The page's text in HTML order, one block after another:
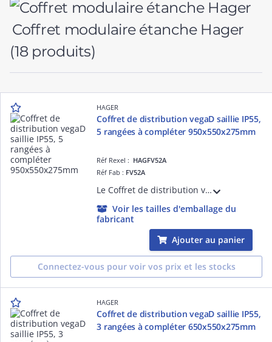
Coffret modulaire étanche Hager
(18 produits)
HAGER
Coffret de distribution vegaD saillie IP55,
5 rangées à compléter 950x550x275mm
Réf Rexel : HAGFV52A
Réf Fab : FV52A
Le Coffret de distribution vegaD à compléter, avec ses 5 rangées à compléter, est idéal pour les installations résidentielles ou tertiaires. Pour des installations saillie nécessitant un IP55.
Voir les tailles d'emballage du
fabricant
Ajouter au panier
Connectez-vous pour voir vos prix et les stocks
HAGER
Coffret de distribution vegaD saillie IP55,
3 rangées à compléter 650x550x275mm